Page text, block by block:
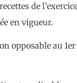
de
en vigueur.
opposable au